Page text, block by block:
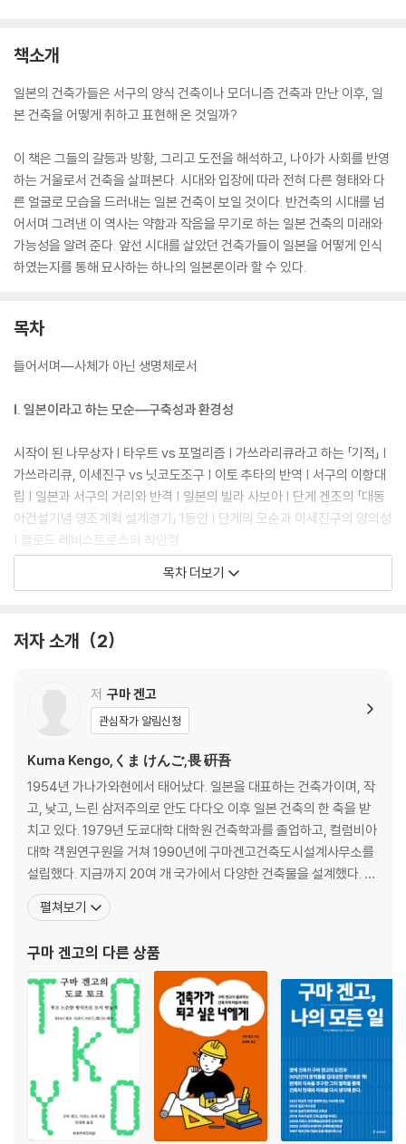
책소개
일본의 건축가들은 서구의 양식 건축이나 모더니즘 건축과 만난 이후, 일
본 건축을 어떻게 취하고 표현해 온 것일까?
이 책은 그들의 갈등과 방황, 그리고 도전을 해석하고, 나아가 사회를 반영
하는 거울로서 건축을 살펴본다. 시대와 입장에 따라 전혀 다른 형태와 다
른 얼굴로 모습을 드러내는 일본 건축이 보일 것이다. 반건축의 시대를 넘
어서며 그려낸 이 역사는 약함과 작음을 무기로 하는 일본 건축의 미래와
가능성을 알려 준다. 앞선 시대를 살았던 건축가들이 일본을 어떻게 인식
하였는지를 통해 묘사하는 하나의 일본론이라 할 수 있다.
목차
들어서며―사체가 아닌 생명체로서
Ⅰ. 일본이라고 하는 모순―구축성과 환경성
시작이 된 나무상자 | 타우트 vs 포멀리즘 | 가쓰라리큐라고 하는 「기적」 |
가쓰라리큐, 이세진구 vs 닛코도조구 | 이토 추타의 반역 | 서구의 이항대
립 | 일본과 서구의 거리와 반격 | 일본의 빌라 사보아 | 단게 겐조의 「대동
아건설기념 영조계획 설계경기」 1등안 | 단게의 모순과 이세진구의 양의성
| 클로드 레비스트로스의 착안점
II. 혁명과 절충―라이트, 후지이 코지, 호리구치 스테미
장들의 조우 | 베렌스에 의한 탈색 | 건축의 20세기―「자유」로운 건축 | 6
르뷔지에에 대한 도전 | 세밀한 엔지니어링 | 나무라고 하는 특별한 물질 |
호리구치 스테미―너무 일렀던 분리파건축회 | 네덜란드와의 만남과 시엔
소 | 물질로서의 건축론과 다실의 조우 | 민예와 고현학에 의한 사물의 발
견 | 대지진, 역병 이후 약한 물질과 사물에 대한 관심으로
Ⅲ. 수키야와 민중―요시다 이소야, 무라노 토고, 레이먼드
요시다 이소야, 무라노 토고와 전후 | 서구에 의한 좌절과 수키야의 근대화
| 요시다의 조급함과 모순 | 밝은 수키야와 미닫이 수납 창호 | 선의 배제와
「서쪽」의 수키야 | 간사이의 자그마함, 간토의 커다람 | 대지의 발견 | 약함
가부키자를 둘러싼 싸움 | 신가부키자에 있어서 무라노의 도전 | 네리코렌
지를 활용한 요시다의 도전 | 모따기와 표층주의 | 동과 서의 오래된 집착 |
서쪽의 대륙적 합리성, 동쪽의 무사적 합리성 | 센노 리큐에게 있어서와 동
과 서 | 작은 에도, 큰 메이지 | 작은 건축으로서의 모더니즘 | 수직성에 대
한 혐오 | 단게의 수직성 | 늙은 말을 탄 돈키호테 | 실험실로서의 수키야 |
중간입자와 덤의 가능성 | 중간입자에 의한 증개축 | 안토닌 레이먼드와 일
본 | 레이먼드의 바우하우스 비판 | 제재목의 목조와 자연목의 목조 | 민예
운동과 샬로트 페리앙 | 체코의 민가와 가설구조물의 자연목 | 레이먼드의
경사 | 필로티에서 사이공간으로 | 토방과 사이공간
목차 더보기
저자 소개 2
저 구마 겐고
관심작가 알림신청
Kuma Kengo,くま けんご,畏 硏吾
1954년 가나가와현에서 태어났다. 일본을 대표하는 건축가이며, 작
고, 낮고, 느린 삼저주의로 안도 다다오 이후 일본 건축의 한 축을 받
치고 있다. 1979년 도쿄대학 대학원 건축학과를 졸업하고, 컬럼비아
대학 객원연구원을 거쳐 1990년에 구마겐고건축도시설계사무소를
설립했다. 지금까지 20여 개 국가에서 다양한 건축물을 설계했다. 19
97년 ‘모리부타이·도요마마치 전통예능전승관’으로 일본건축학회상
을 수상하고, 같은 해에 ‘물/유리’로 미국건축가협회 베네딕투스Ben
재건축상을 수상, 2002년 ‘바토히로시게미술
펼쳐보기
구마 겐고의 다른 상품